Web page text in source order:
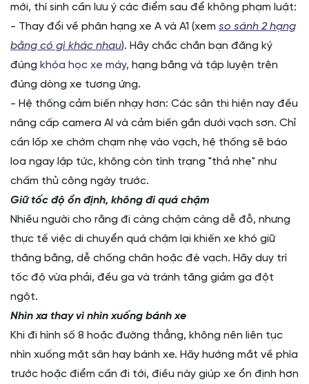
mới, thí sinh cần lưu ý các điểm sau để không phạm luật:
- Thay đổi về phân hạng xe A và A1 (xem so sánh 2 hạng
bằng có gì khác nhau). Hãy chắc chắn bạn đăng ký
đúng khóa học xe máy, hạng bằng và tập luyện trên
đúng dòng xe tương ứng.
- Hệ thống cảm biến nhạy hơn: Các sân thi hiện nay đều
nâng cấp camera AI và cảm biến gắn dưới vạch sơn. Chỉ
cần lốp xe chớm chạm nhẹ vào vạch, hệ thống sẽ báo
loa ngay lập tức, không còn tình trạng "thả nhẹ" như
chấm thủ công ngày trước.
Giữ tốc độ ổn định, không đi quá chậm
Nhiều người cho rằng đi càng chậm càng dễ đỗ, nhưng
thực tế việc di chuyển quá chậm lại khiến xe khó giữ
thăng bằng, dễ chống chân hoặc đè vạch. Hãy duy trì
tốc độ vừa phải, đều ga và tránh tăng giảm ga đột
ngột.
Nhìn xa thay vì nhìn xuống bánh xe
Khi đi hình số 8 hoặc đường thẳng, không nên liên tục
nhìn xuống mặt sân hay bánh xe. Hãy hướng mắt về phía
trước hoặc điểm cần đi tới, điều này giúp xe ổn định hơn